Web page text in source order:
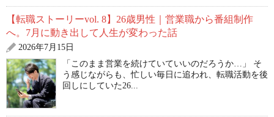
【転職ストーリーvol. 8】26歳男性｜営業職から番組制作
へ。7月に動き出して人生が変わった話
2026年7月15日
「このまま営業を続けていていいのだろうか…」 そ
う感じながらも、忙しい毎日に追われ、転職活動を後
回しにしていた26...